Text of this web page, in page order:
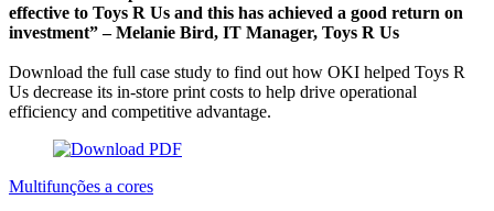
effective to Toys R Us and this has achieved a good return on
investment” – Melanie Bird, IT Manager, Toys R Us
Download the full case study to find out how OKI helped Toys R
Us decrease its in-store print costs to help drive operational
efficiency and competitive advantage.
Multifunções a cores